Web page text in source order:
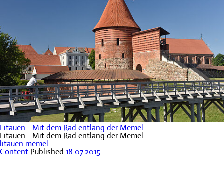
Litauen - Mit dem Rad entlang der Memel
Litauen - Mit dem Rad entlang der Memel
litauen memel
Content Published 18.07.2015